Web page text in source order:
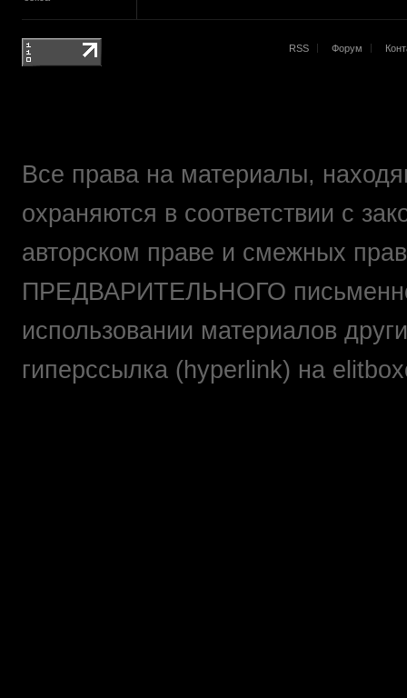
RSS Форум
Все права на материалы,
охраняются в соответствии с
авторском праве и смежных
ПРЕДВАРИТЕЛЬНОГО
использовании материалов
гиперссылка (hyperlink) на